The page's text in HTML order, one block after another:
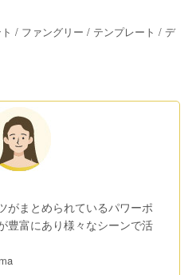
/ ファングリー / テンプレート / デ
がまとめられているパワーポ
豊富にあり様々なシーンで活